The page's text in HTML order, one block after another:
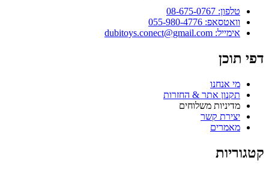
טלפון: 08-675-0767
וואטסאפ: 055-980-4776
אימייל: dubitoys.conect@gmail.com
תוכן
מי אנחנו
תקנון אתר & החזרות
מדיניות משלוחים
יצירת קשר
מאמרים